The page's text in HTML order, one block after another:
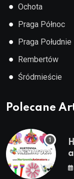
● Ochota
● Praga Północ
● Praga Południe
● Rembertów
● Śródmieście
Polecane